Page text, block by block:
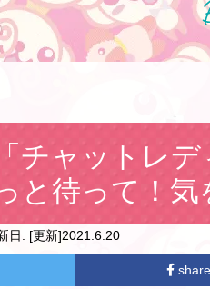
「チャットレ
と待って！
日: [更新]2021.6.20
share